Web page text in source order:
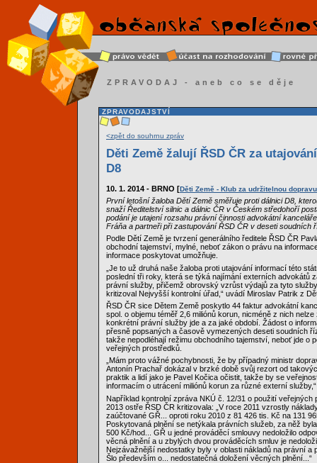
ZPRAVODAJ - aneb co se děje
ZPRAVODAJSTVÍ
<zpět do souhrnu zpráv
Děti Země žalují ŘSD ČR za
D8
10. 1. 2014 - BRNO [Děti Země - Klub za udržitelnou dopravu
První letošní žaloba Dětí Země směřuje proti dálnici D8,
snaží Ředitelství silnic a dálnic ČR v Českém středohoří
podání je utajení rozsahu právní činnosti advokátní
Fráňa a partneři při zastupování ŘSD ČR v deseti soudních
Podle Dětí Země je tvrzení generálního ředitele ŘSD ČR
obchodní tajemství, mylné, neboť zákon o právu na
informace poskytovat umožňuje.
„Je to už druhá naše žaloba proti utajování informací této
poslední tři roky, která se týká najímání externích advokátů
právní služby, přičemž obrovský vzrůst výdajů za tyto
kritizoval Nejvyšší kontrolní úřad,“ uvádí Miroslav Patrik z
ŘSD ČR sice Dětem Země poskytlo 44 faktur advokátní
spol. o objemu téměř 2,6 miliónů korun, nicméně z nich nelze
konkrétní právní služby jde a za jaké období. Žádost o
přesně popsaných a časově vymezených deseti soudních
takže nepodléhají režimu obchodního tajemství, neboť jde o
veřejných prostředků.
„Mám proto vážné pochybnosti, že by případný ministr
Antonín Prachař dokázal v brzké době svůj rezort od
praktik a lidí jako je Pavel Kočica očistit, takže by se
informacím o utrácení miliónů korun za různé externí
Například kontrolní zpráva NKÚ č. 12/31 o použití veřejných
2013 ostře ŘSD ČR kritizovala: „V roce 2011 vzrostly
zaúčtované GŘ... oproti roku 2010 z 81 426 tis. Kč na 131
Poskytovaná plnění se netýkala právních služeb, za něž
500 Kč/hod... GŘ u jedné prováděcí smlouvy nedoložilo
věcná plnění a u zbylých dvou prováděcích smluv je
Nejzávažnější nedostatky byly v oblasti nákladů na právní a
Šlo především o... nedostatečná doložení věcných plnění...“